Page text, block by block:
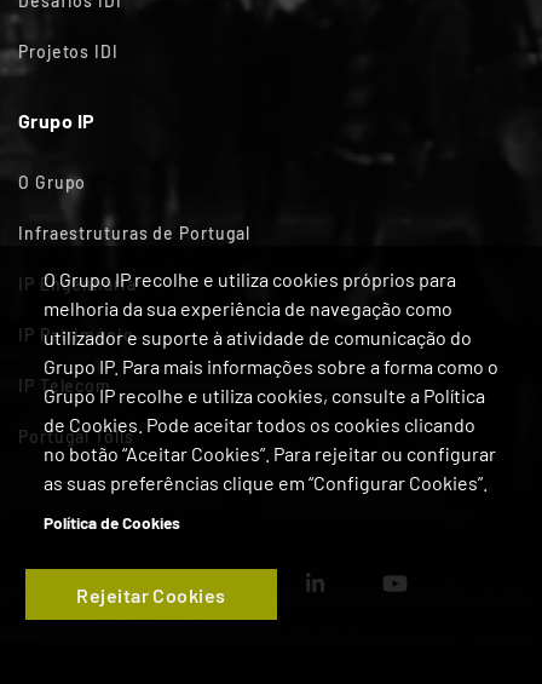
O Grupo IP recolhe e utiliza cookies próprios para
melhoria da sua experiência de navegação como
utilizador e suporte à atividade de comunicação do
Grupo IP. Para mais informações sobre a forma como o
Grupo IP recolhe e utiliza cookies, consulte a Política
de Cookies. Pode aceitar todos os cookies clicando
no botão “Aceitar Cookies”. Para rejeitar ou configurar
as suas preferências clique em “Configurar Cookies”.
Política de Cookies
Rejeitar Cookies
Projetos IDI
Grupo IP
O Grupo
Infraestruturas de Portugal
IP Engenharia
IP Património
IP Telecom
Portugal Tolls